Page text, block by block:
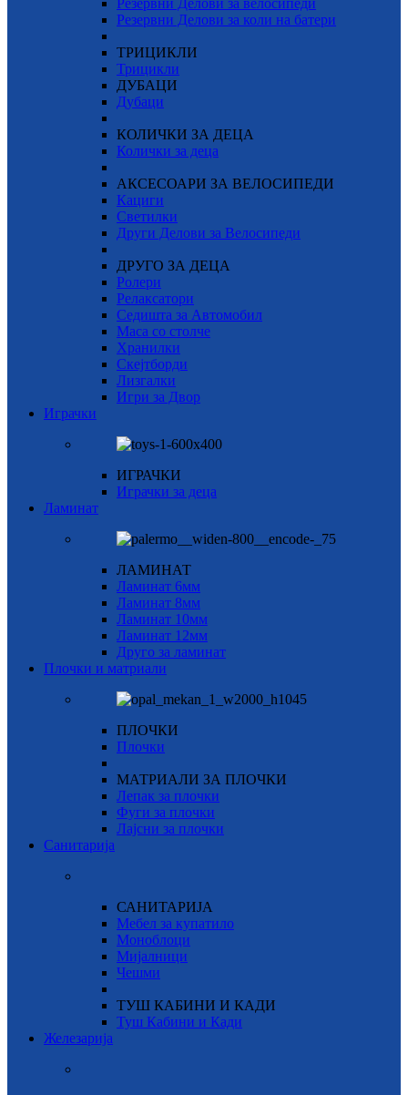
Резервни Делови за велосипеди
Резервни Делови за коли на батери
ТРИЦИКЛИ
Трицикли
ДУБАЦИ
Дубаци
КОЛИЧКИ ЗА ДЕЦА
Колички за деца
АКСЕСОАРИ ЗА ВЕЛОСИПЕДИ
Кациги
Светилки
Други Делови за Велосипеди
ДРУГО ЗА ДЕЦА
Ролери
Релаксатори
Седишта за Автомобил
Маса со столче
Хранилки
Скејтборди
Лизгалки
Игри за Двор
Играчки
ИГРАЧКИ
Играчки за деца
Ламинат
ЛАМИНАТ
Ламинат 6мм
Ламинат 8мм
Ламинат 10мм
Ламинат 12мм
Друго за ламинат
Плочки и матриали
ПЛОЧКИ
Плочки
МАТРИАЛИ ЗА ПЛОЧКИ
Лепак за плочки
Фуги за плочки
Лајсни за плочки
Санитарија
САНИТАРИЈА
Мебел за купатило
Моноблоци
Мијалници
Чешми
ТУШ КАБИНИ И КАДИ
Туш Кабини и Кади
Железарија